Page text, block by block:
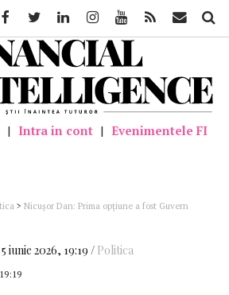
| Intra in cont | Evenimentele FI
> Nicuşor Dan: Prima opţiune a fost Guvern
5 iunie 2026, 19:19 Politica
Twitter LinkedinInstagramYoutube Feed Mail